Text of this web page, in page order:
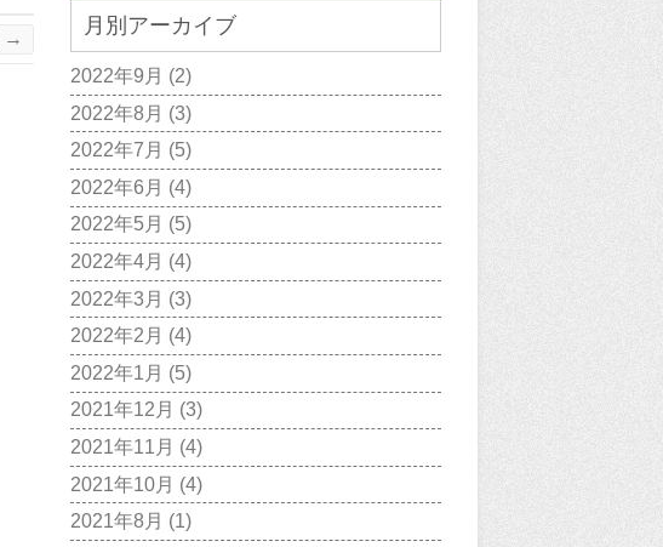
→
月別アーカイブ
2022年9月 (2)
2022年8月 (3)
2022年7月 (5)
2022年6月 (4)
2022年5月 (5)
2022年4月 (4)
2022年3月 (3)
2022年2月 (4)
2022年1月 (5)
2021年12月 (3)
2021年11月 (4)
2021年10月 (4)
2021年8月 (1)